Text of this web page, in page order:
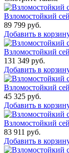
Взломостойкий
89 799 руб.
Добавить в
Взломостойкий
131 349 руб.
Добавить в
Взломостойкий
45 325 руб.
Добавить в
Взломостойкий
83 911 руб.
Добавить в